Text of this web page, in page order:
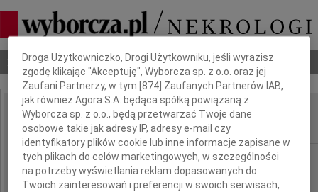
Nekrologi Odeszli Poradnik pogrzebowy
IMIĘ I NAZWISKO: Maria Mogla
REGION: Radom
DATA EMISJI: 20.06.2009
Dbamy o Twoją prywatność
Droga Użytkowniczko, Drogi Użytkowniku, jeśli wyrazisz
zgodę klikając "Akceptuję", Wyborcza sp. z o.o. oraz jej
Zaufani Partnerzy, w tym [874 ] Zaufanych Partnerów IAB,
jak również Agora S.A. będąca spółką powiązaną z
Wyborcza sp. z o.o., będą przetwarzać Twoje dane
osobowe takie jak adresy IP, adresy e-mail czy
identyfikatory plików cookie lub inne informacje zapisane w
tych plikach do celów marketingowych, w szczególności
na potrzeby wyświetlania reklam dopasowanych do
Twoich zainteresowań i preferencji w swoich serwisach,